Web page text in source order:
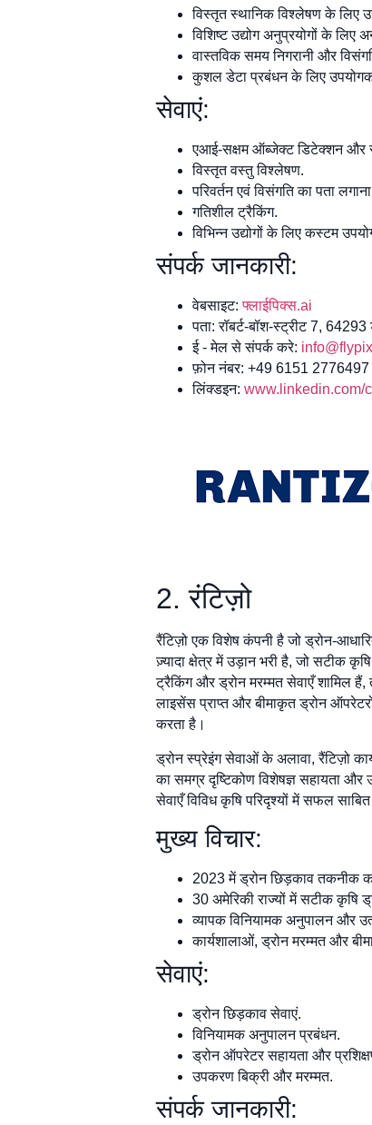
विस्तृत स्थानिक विश्लेषण के लिए
विशिष्ट उद्योग अनुप्रयोगों के
वास्तविक समय निगरानी और
कुशल डेटा प्रबंधन के लिए
सेवाएं:
एआई-सक्षम ऑब्जेक्ट डिटेक्शन और
विस्तृत वस्तु विश्लेषण.
परिवर्तन एवं विसंगति का पता
गतिशील ट्रैकिंग.
विभिन्न उद्योगों के लिए कस्टम
संपर्क जानकारी:
वेबसाइट:फ्लाईपिक्स.ai
पता: रॉबर्ट-बॉश-स्ट्रीट 7, 64293
ई - मेल से संपर्क करे:
फ़ोन नंबर: +49 6151 2776497
लिंक्डइन: www.linkedin.com/
2. रंटिज़ो
रैंटिज़ो एक विशेष कंपनी है जो ड्रोन-
ज़्यादा क्षेत्र में उड़ान भरी है, जो सटीक
ट्रैकिंग और ड्रोन मरम्मत सेवाएँ शामिल
लाइसेंस प्राप्त और बीमाकृत ड्रोन
करता है।
ड्रोन स्प्रेइंग सेवाओं के अलावा, रैंटिज़ो
का समग्र दृष्टिकोण विशेषज्ञ सहायता
सेवाएँ विविध कृषि परिदृश्यों में सफल
मुख्य विचार:
2023 में ड्रोन छिड़काव तकनीक
30 अमेरिकी राज्यों में सटीक कृषि
व्यापक विनियामक अनुपालन और
कार्यशालाओं, ड्रोन मरम्मत और
सेवाएं:
ड्रोन छिड़काव सेवाएं.
विनियामक अनुपालन प्रबंधन.
ड्रोन ऑपरेटर सहायता और
उपकरण बिक्री और मरम्मत.
संपर्क जानकारी: